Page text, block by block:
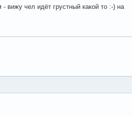
вижу чел идёт грустный какой то :-) на